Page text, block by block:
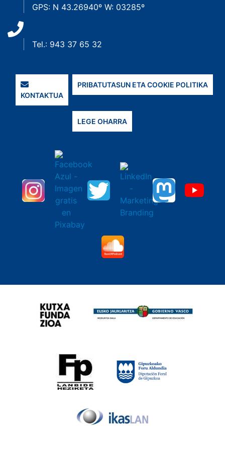
GPS: N 43.26940º W: 03285º
Tel.: 943 37 65 32
KONTAKTUA
PRIBATUTASUN ETA COOKIE POLITIKA
LEGE OHARRA